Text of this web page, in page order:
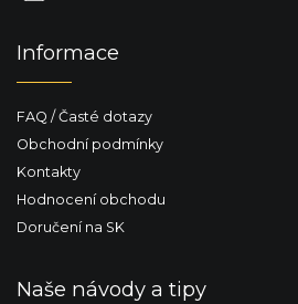
Informace
FAQ / Časté dotazy
Obchodní podmínky
Kontakty
Hodnocení obchodu
Doručení na SK
Naše návody a tipy